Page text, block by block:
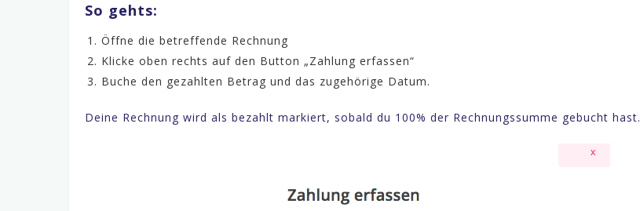
So gehts:
Öffne die betreffende Rechnung
Klicke oben rechts auf den Button „Zahlung erfassen“
Buche den gezahlten Betrag und das zugehörige Datum.
Deine Rechnung wird als bezahlt markiert, sobald du 100% der Rechnungssumme gebucht hast.